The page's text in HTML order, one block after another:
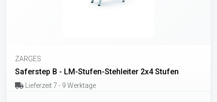
ZARGES
Saferstep B - LM-Stufen-Stehleiter 2x4 Stufen
Lieferzeit 7 - 9 Werktage